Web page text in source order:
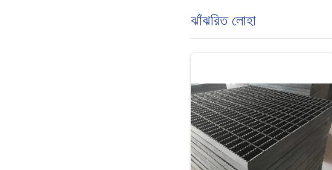
ঝাঁঝরিত লোহা